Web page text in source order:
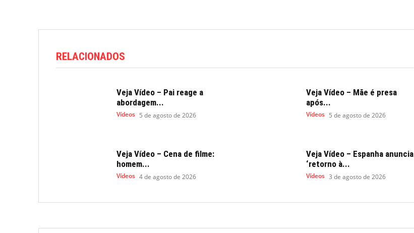
RELACIONADOS
Veja Vídeo – Pai reage a
abordagem...
Vídeos 5 de agosto de 2026
Veja Vídeo – Mãe é presa
após...
Vídeos 5 de agosto de 2026
Veja Vídeo – Cena de filme:
homem...
Vídeos 4 de agosto de 2026
Veja Vídeo – Espanha anuncia
‘retorno à...
Vídeos 3 de agosto de 2026